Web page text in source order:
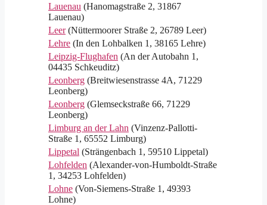
Lauenau (Hanomagstraße 2, 31867
Lauenau)
Leer(Nüttermoorer Straße 2, 26789 Leer)
Lehre (In den Lohbalken 1, 38165 Lehre)
Leipzig-Flughafen (An der Autobahn 1,
04435 Schkeuditz)
Leonberg (Breitwiesenstrasse 4A, 71229
Leonberg)
Leonberg (Glemseckstraße 66, 71229
Leonberg)
Limburg an der Lahn (Vinzenz-Pallotti-
Straße 1, 65552 Limburg)
Lippetal (Strängenbach 1, 59510 Lippetal)
Lohfelden (Alexander-von-Humboldt-Straße
1, 34253 Lohfelden)
Lohne (Von-Siemens-Straße 1, 49393
Lohne)